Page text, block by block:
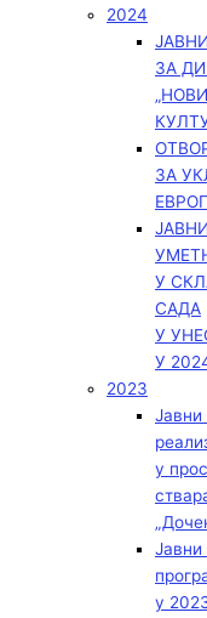
2024
ЗА
ЗА
У
САДА
У
У
2023
у
у